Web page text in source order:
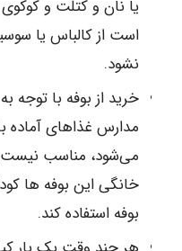
یا نان و کتلت و
است از کالباس یا
نشود.
خرید از بوفه با توجه
مدارس غذاهای آماده
می‌شود، مناسب
خانگی این بوفه ها
بوفه استفاده کند.